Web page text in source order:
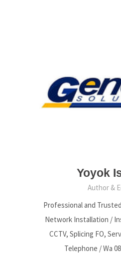
Yoyok
Author &
Professional and
Network Installation /
CCTV, Splicing FO,
Telephone / Wa